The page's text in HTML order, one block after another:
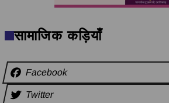
सामाजिक कड़ियाँ
Facebook
Twitter